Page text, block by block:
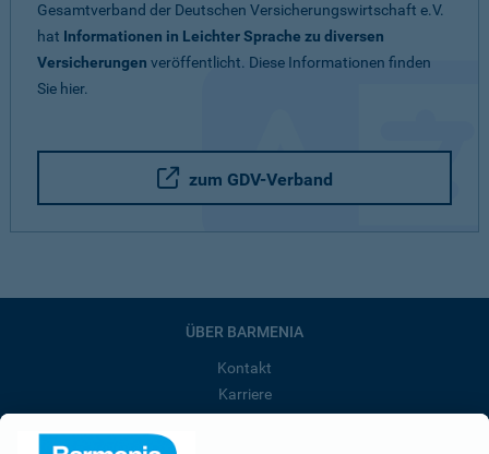
Gesamtverband der Deutschen Versicherungswirtschaft e.V.
hat Informationen in Leichter Sprache zu diversen
Versicherungen veröffentlicht. Diese Informationen finden
Sie hier.
zum GDV-Verband
ÜBER BARMENIA
Kontakt
Karriere